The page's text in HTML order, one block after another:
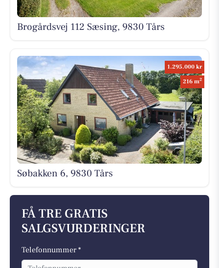
Brogårdsvej 112 Sæsing, 9830 Tårs
1.295.000 kr
216 m2
Søbakken 6, 9830 Tårs
FÅ TRE GRATIS
SALGSVURDERINGER
Telefonnummer *